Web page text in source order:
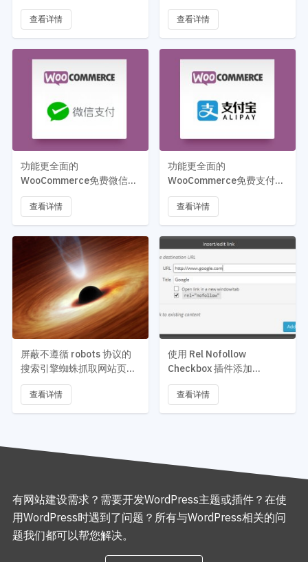
软件
查看详情 查看详情
功能更全面的
WooCommerce免费微信支
付网关——Wenprise
WeChatPay Payment
Gateway For
WooCommerce
查看详情
功能更全面的
WooCommerce免费支付宝
支付网关 —— Wenprise
Alipay Gateway
ForWooCommerce
查看详情
屏蔽不遵循 robots 协议的
搜索引擎蜘蛛抓取网站页面
— Blackhole for Bad Bots
查看详情
使用 Rel Nofollow
Checkbox 插件添加
Nofollow 选框到
WordPress 插入链接界面
查看详情
有网站建设需求？需要开发WordPress主题或插件？在使
用WordPress时遇到了问题？所有与WordPress相关的问
题我们都可以帮您解决。